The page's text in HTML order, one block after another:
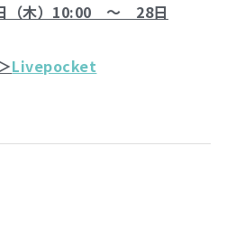
（木）10:00 ～ 28日
Livepocket